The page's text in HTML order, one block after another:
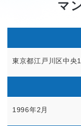
マ
東京都江戸川区中央
1996年2月